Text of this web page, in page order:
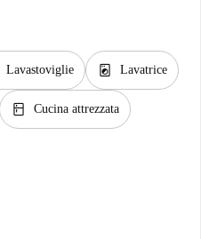
Lavastoviglie local_laundry_service Lavatrice
kitchen Cucina attrezzata